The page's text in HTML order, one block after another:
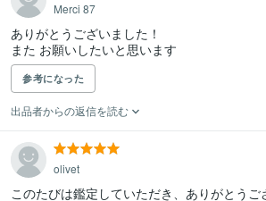
Merci 87
ありがとうございました！
また お願いしたいと思います
参考になった
出品者からの返信を読む
olivet
このたびは鑑定していただき、ありがとうご